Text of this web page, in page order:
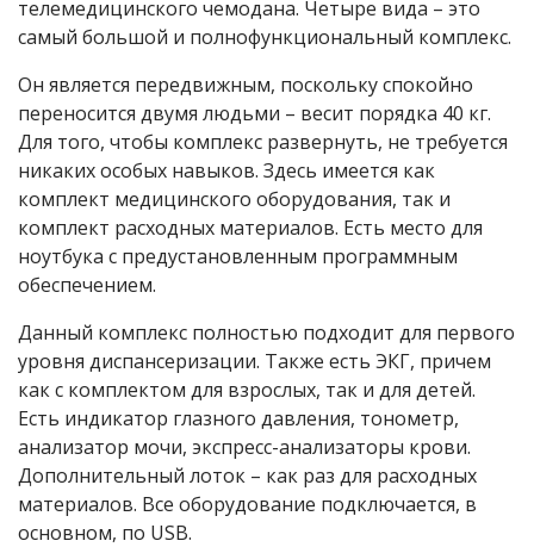
телемедицинского чемодана. Четыре вида – это
самый большой и полнофункциональный комплекс.
Он является передвижным, поскольку спокойно
переносится двумя людьми – весит порядка 40 кг.
Для того, чтобы комплекс развернуть, не требуется
никаких особых навыков. Здесь имеется как
комплект медицинского оборудования, так и
комплект расходных материалов. Есть место для
ноутбука с предустановленным программным
обеспечением.
Данный комплекс полностью подходит для первого
уровня диспансеризации. Также есть ЭКГ, причем
как с комплектом для взрослых, так и для детей.
Есть индикатор глазного давления, тонометр,
анализатор мочи, экспресс-анализаторы крови.
Дополнительный лоток – как раз для расходных
материалов. Все оборудование подключается, в
основном, по USB.